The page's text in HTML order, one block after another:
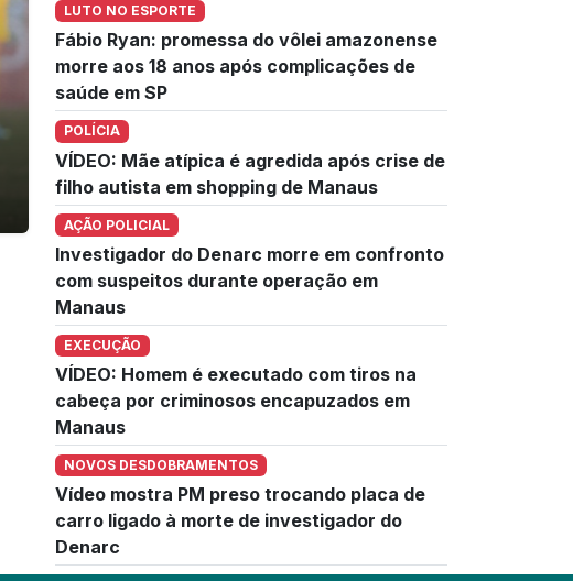
LUTO NO ESPORTE
Fábio Ryan: promessa do vôlei amazonense
morre aos 18 anos após complicações de
saúde em SP
POLÍCIA
VÍDEO: Mãe atípica é agredida após crise de
filho autista em shopping de Manaus
AÇÃO POLICIAL
Investigador do Denarc morre em confronto
com suspeitos durante operação em
Manaus
EXECUÇÃO
VÍDEO: Homem é executado com tiros na
cabeça por criminosos encapuzados em
Manaus
NOVOS DESDOBRAMENTOS
Vídeo mostra PM preso trocando placa de
carro ligado à morte de investigador do
Denarc